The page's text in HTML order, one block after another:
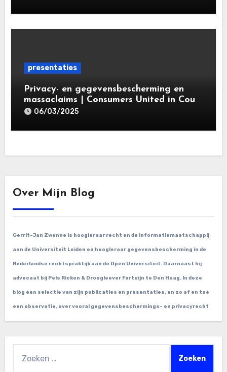
Leiden Law Academy 18 maart 2025
presentaties
Privacy- en gegevensbescherming en
massaclaims | Consumers United in Court
(‘CUIC’) | Volkshotel A’dam 6 maart
06/03/2025
Over Mijn Blog
Gerrit-Jan Zwenne is hoogleraar recht en de informatiemaatschappij
aan de Universiteit Leiden en hoogleraar gegevensbescherming in de
Nederlandse rechtspraktijk aan de Open Universiteit. Daarnaast hij
advocaat bij Pels Ricken & Droogleever Fortuijn te Den Haag. In deze
blog een selectie van zijn publicaties en presentaties, en zo af en toe
een observatie, over vooral gegevensbeschermings- en privacyrecht